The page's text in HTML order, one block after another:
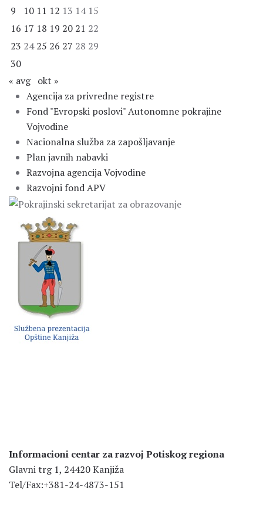
9
10 11 12 13 14 15
16 17 18 19 20 21 22
23 24 25 26 27 28 29
30
« avg okt »
Agencija za privredne registre
Fond "Evropski poslovi" Autonomne pokrajine
Vojvodine
Nacionalna služba za zapošljavanje
Plan javnih nabavki
Razvojna agencija Vojvodine
Razvojni fond APV
Informacioni centar za razvoj Potiskog regiona
Glavni trg 1, 24420 Kanjiža
Tel/Fax:+381-24-4873-151